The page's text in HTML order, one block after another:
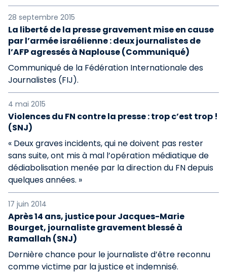
28 septembre 2015
La liberté de la presse gravement mise en cause
par l’armée israélienne : deux journalistes de
l’AFP agressés à Naplouse (Communiqué)
Communiqué de la Fédération Internationale des
Journalistes (FIJ).
4 mai 2015
Violences du FN contre la presse : trop c’est trop !
(SNJ)
« Deux graves incidents, qui ne doivent pas rester
sans suite, ont mis à mal l’opération médiatique de
dédiabolisation menée par la direction du FN depuis
quelques années. »
17 juin 2014
Après 14 ans, justice pour Jacques-Marie
Bourget, journaliste gravement blessé à
Ramallah (SNJ)
Dernière chance pour le journaliste d’être reconnu
comme victime par la justice et indemnisé.